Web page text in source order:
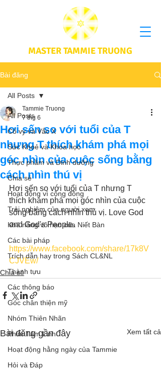
MASTER TAMMIE TRUONG
Bài đăng
All Posts
Cô vy và Vắc X
Sức Khoẻ và Khoa học
Thực phầm và Dinh dưỡng
Chia sẻ
Hoạt động vì cộng đồng
Trải nghiệm của người xem
Khả năng vô hạn của Niết Bàn
Các bài pháp
Trích dẫn hay trong Sách CL&NL
Thành tựu
Các thông báo
Góc chân thiện mỹ
Nhóm Thiên Nhãn
Phim Tâm Linh
Hoạt động hằng ngày của Tammie
Hỏi và Đáp
All Posts
Hơi sến so với tuổi của T
nhưng T thích khám phá mọi
góc nhìn của cuộc sống bằng
cách nhìn thú vị
Tammie Truong
7 thg 6
Hơi sến so với tuổi của T nhưng T
thích khám phá mọi góc nhìn của cuộc
sống bằng cách nhìn thú vị. Love God
and God's People.
https://www.facebook.com/share/17k8V
CJVEw/
Chia sẻ
Bài đăng gần đây Xem tất cả